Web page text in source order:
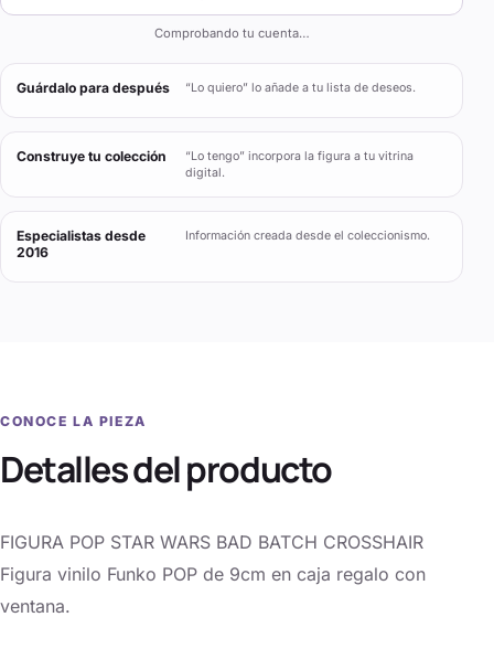
Comprobando tu cuenta…
Guárdalo para después “Lo quiero” lo añade a tu lista de deseos.
Construye tu colección
“Lo tengo” incorpora la figura a tu vitrina
digital.
Especialistas desde
2016
Información creada desde el coleccionismo.
CONOCE LA PIEZA
Detalles del producto
FIGURA POP STAR WARS BAD BATCH CROSSHAIR
Figura vinilo Funko POP de 9cm en caja regalo con
ventana.